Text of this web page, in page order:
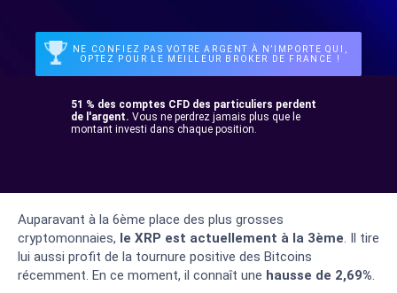
NE CONFIEZ PAS VOTRE ARGENT À N’IMPORTE QUI,
OPTEZ POUR LE MEILLEUR BROKER DE FRANCE !
51 % des comptes CFD des particuliers perdent
de l'argent. Vous ne perdrez jamais plus que le
montant investi dans chaque position.
Auparavant à la 6ème place des plus grosses
cryptomonnaies, le XRP est actuellement à la 3ème. Il tire
lui aussi profit de la tournure positive des Bitcoins
récemment. En ce moment, il connaît une hausse de 2,69%.